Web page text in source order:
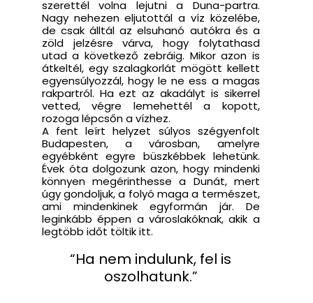
szerettél volna lejutni a Duna-partra.
Nagy nehezen eljutottál a víz közelébe,
de csak álltál az elsuhanó autókra és a
zöld jelzésre várva, hogy folytathasd
utad a következő zebráig. Mikor azon is
átkeltél, egy szalagkorlát mögött kellett
egyensúlyozzál, hogy le ne ess a magas
rakpartról. Ha ezt az akadályt is sikerrel
vetted, végre lemehettél a kopott,
rozoga lépcsőn a vízhez.
A fent leírt helyzet súlyos szégyenfolt
Budapesten, a városban, amelyre
egyébként egyre büszkébbek lehetünk.
Évek óta dolgozunk azon, hogy mindenki
könnyen megérinthesse a Dunát, mert
úgy gondoljuk, a folyó maga a természet,
ami mindenkinek egyformán jár. De
leginkább éppen a városlakóknak, akik a
legtöbb időt töltik itt.
“Ha nem indulunk, fel is
oszolhatunk.”